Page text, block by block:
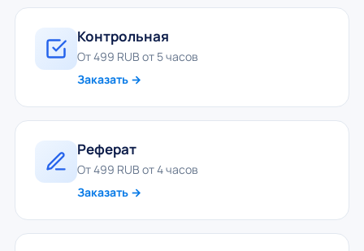
Контрольная
От 499 RUB от 5 часов
Заказать →
Реферат
От 499 RUB от 4 часов
Заказать →